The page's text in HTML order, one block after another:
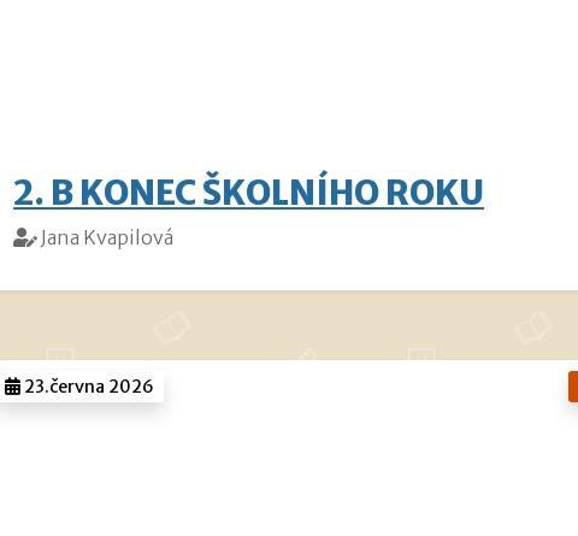
2. B KONEC ŠKOLNÍHO ROKU
Jana Kvapilová
23.června 2026